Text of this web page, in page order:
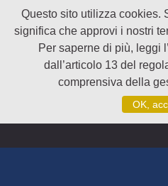
Questo sito utilizza cookies.
significa che approvi i nostri
Per saperne di più, leggi l’
dall’articolo 13 del
comprensiva della
OK,